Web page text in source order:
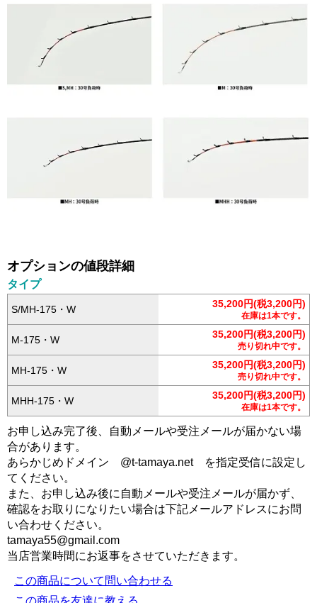
オプションの値段詳細
タイプ
S/MH-175・W 35,200円(税3,200円)
在庫は1本です。
M-175・W 35,200円(税3,200円)
売り切れ中です。
MH-175・W 35,200円(税3,200円)
売り切れ中です。
MHH-175・W 35,200円(税3,200円)
在庫は1本です。
お申し込み完了後、自動メールや受注メールが届かない場
合があります。
あらかじめドメイン @t-tamaya.net を指定受信に設定し
てください。
また、お申し込み後に自動メールや受注メールが届かず、
確認をお取りになりたい場合は下記メールアドレスにお問
い合わせください。
tamaya55@gmail.com
当店営業時間にお返事をさせていただきます。
この商品について問い合わせる
この商品を友達に教える